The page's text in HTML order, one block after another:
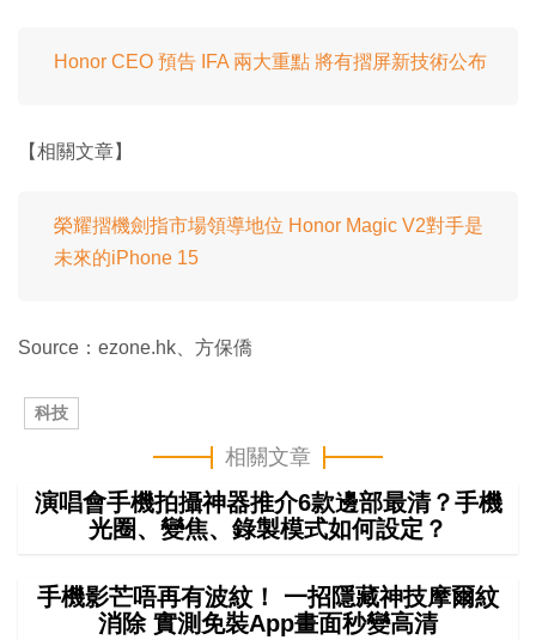
Honor CEO 預告 IFA 兩大重點 將有摺屏新技術公布
【相關文章】
榮耀摺機劍指市場領導地位 Honor Magic V2對手是
未來的iPhone 15
Source：ezone.hk、方保僑
科技
相關文章
演唱會手機拍攝神器推介6款邊部最清？手機
光圈、變焦、錄製模式如何設定？
手機影芒唔再有波紋！ 一招隱藏神技摩爾紋
消除 實測免裝App畫面秒變高清